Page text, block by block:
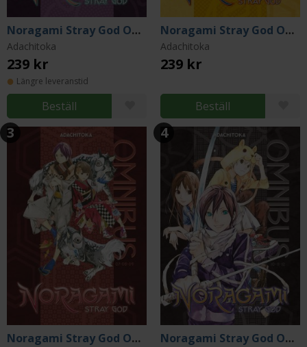
Noragami Stray God Omnibus 1 (Vol. 1-3)
Adachitoka
239 kr
Längre leveranstid
Beställ
Noragami Stray God Omnibus 2 (Vol. 4-6)
Adachitoka
239 kr
Beställ
3
Noragami Stray God Omnibus 3 (Vol. 7-9)
4
Noragami Stray God Omnibus 4 (Vol. 10-12)